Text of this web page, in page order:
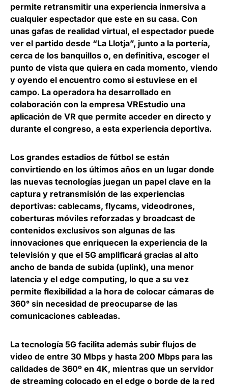
permite retransmitir una experiencia inmersiva a
cualquier espectador que este en su casa. Con
unas gafas de realidad virtual, el espectador puede
ver el partido desde “La Llotja”, junto a la portería,
cerca de los banquillos o, en definitiva, escoger el
punto de vista que quiera en cada momento, viendo
y oyendo el encuentro como si estuviese en el
campo. La operadora ha desarrollado en
colaboración con la empresa VREstudio una
aplicación de VR que permite acceder en directo y
durante el congreso, a esta experiencia deportiva.
Los grandes estadios de fútbol se están
convirtiendo en los últimos años en un lugar donde
las nuevas tecnologías juegan un papel clave en la
captura y retransmisión de las experiencias
deportivas: cablecams, flycams, videodrones,
coberturas móviles reforzadas y broadcast de
contenidos exclusivos son algunas de las
innovaciones que enriquecen la experiencia de la
televisión y que el 5G amplificará gracias al alto
ancho de banda de subida (uplink), una menor
latencia y el edge computing, lo que a su vez
permite flexibilidad a la hora de colocar cámaras de
360° sin necesidad de preocuparse de las
comunicaciones cableadas.
La tecnología 5G facilita además subir flujos de
video de entre 30 Mbps y hasta 200 Mbps para las
calidades de 360º en 4K, mientras que un servidor
de streaming colocado en el edge o borde de la red